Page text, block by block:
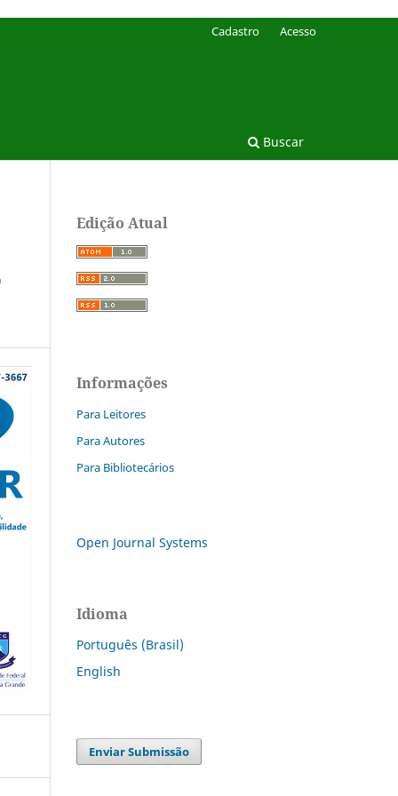
Buscar
Cadastro Acesso
Edição Atual
Informações
Para Leitores
Para Autores
Para Bibliotecários
Open Journal Systems
Idioma
Português (Brasil)
English
Enviar Submissão